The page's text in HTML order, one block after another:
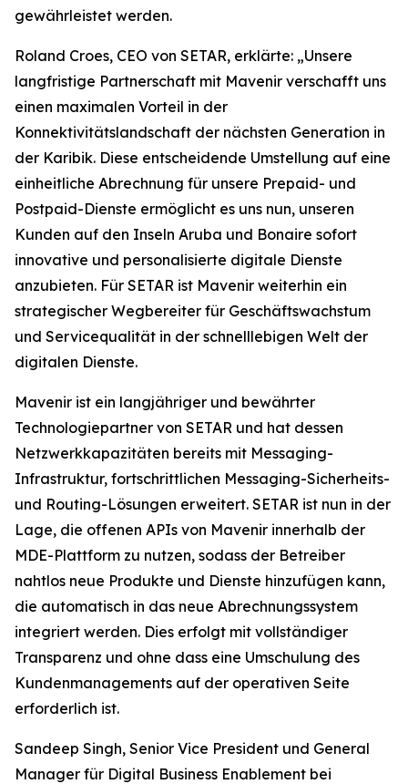
gewährleistet werden.
Roland Croes, CEO von SETAR, erklärte: „Unsere
langfristige Partnerschaft mit Mavenir verschafft uns
einen maximalen Vorteil in der
Konnektivitätslandschaft der nächsten Generation in
der Karibik. Diese entscheidende Umstellung auf eine
einheitliche Abrechnung für unsere Prepaid- und
Postpaid-Dienste ermöglicht es uns nun, unseren
Kunden auf den Inseln Aruba und Bonaire sofort
innovative und personalisierte digitale Dienste
anzubieten. Für SETAR ist Mavenir weiterhin ein
strategischer Wegbereiter für Geschäftswachstum
und Servicequalität in der schnelllebigen Welt der
digitalen Dienste.
Mavenir ist ein langjähriger und bewährter
Technologiepartner von SETAR und hat dessen
Netzwerkkapazitäten bereits mit Messaging-
Infrastruktur, fortschrittlichen Messaging-Sicherheits-
und Routing-Lösungen erweitert. SETAR ist nun in der
Lage, die offenen APIs von Mavenir innerhalb der
MDE-Plattform zu nutzen, sodass der Betreiber
nahtlos neue Produkte und Dienste hinzufügen kann,
die automatisch in das neue Abrechnungssystem
integriert werden. Dies erfolgt mit vollständiger
Transparenz und ohne dass eine Umschulung des
Kundenmanagements auf der operativen Seite
erforderlich ist.
Sandeep Singh, Senior Vice President und General
Manager für Digital Business Enablement bei